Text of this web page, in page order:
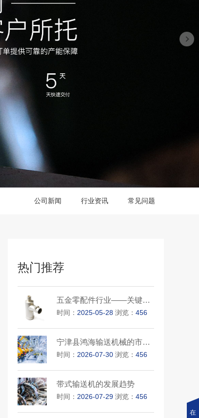
公司新闻 行业资讯 常见问题
热门推荐
五金零配件行业——关键零部件···
时间： 2025-05-28 浏览：456
宁津县鸿海输送机械的市场地位
时间： 2026-07-30 浏览：456
带式输送机的发展趋势
时间： 2026-07-29 浏览：456
在